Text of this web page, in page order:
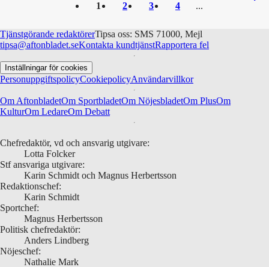
1 2 3 4
Tjänstgörande redaktörerTipsa oss: SMS 71000, Mejl
tipsa@aftonbladet.seKontakta kundtjänstRapportera fel
Inställningar för cookies
PersonuppgiftspolicyCookiepolicyAnvändarvillkor
Om AftonbladetOm SportbladetOm NöjesbladetOm PlusOm
KulturOm LedareOm Debatt
Chefredaktör, vd och ansvarig utgivare:
Lotta Folcker
Stf ansvariga utgivare:
Karin Schmidt och Magnus Herbertsson
Redaktionschef:
Karin Schmidt
Sportchef:
Magnus Herbertsson
Politisk chefredaktör:
Anders Lindberg
Nöjeschef:
Nathalie Mark